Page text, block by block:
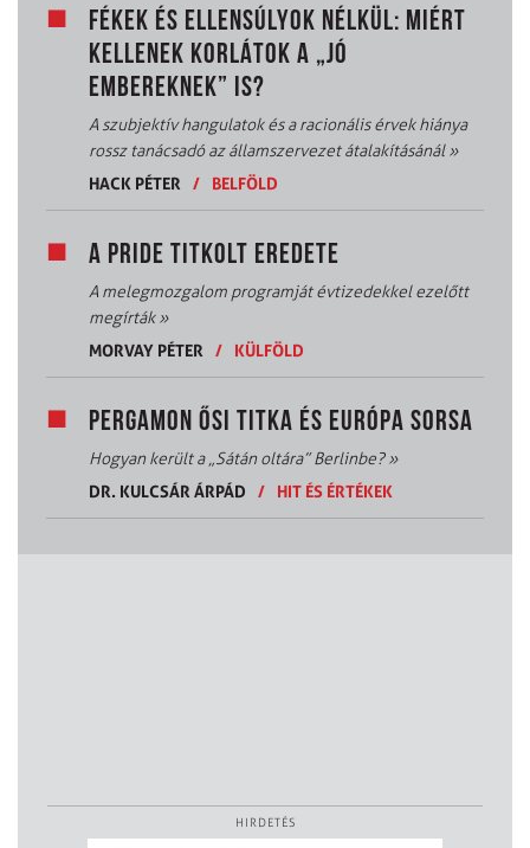
FÉKEK ÉS ELLENSÚLYOK NÉLKÜL: MIÉRT
KELLENEK KORLÁTOK A „JÓ
EMBEREKNEK” IS?
A szubjektív hangulatok és a racionális érvek hiánya
rossz tanácsadó az államszervezet átalakításánál»
HACK PÉTER
/ BELFÖLD
A PRIDE TITKOLT EREDETE
A melegmozgalom programját évtizedekkel ezelőtt
megírták»
MORVAY PÉTER
/ KÜLFÖLD
PERGAMON ŐSI TITKA ÉS EURÓPA SORSA
Hogyan került a „Sátán oltára” Berlinbe?»
DR. KULCSÁR ÁRPÁD
/ HIT ÉS ÉRTÉKEK
HIRDETÉS